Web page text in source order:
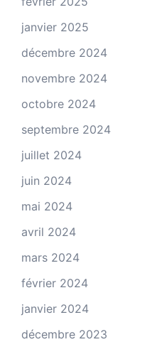
janvier 2025
décembre 2024
novembre 2024
octobre 2024
septembre 2024
juillet 2024
juin 2024
mai 2024
avril 2024
mars 2024
février 2024
janvier 2024
décembre 2023